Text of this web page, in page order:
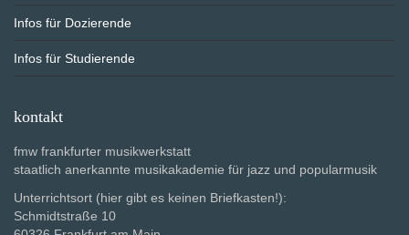
Infos für Dozierende
Infos für Studierende
kontakt
fmw frankfurter musikwerkstatt
staatlich anerkannte musikakademie für jazz und popularmusik
Unterrichtsort (hier gibt es keinen Briefkasten!):
Schmidtstraße 10